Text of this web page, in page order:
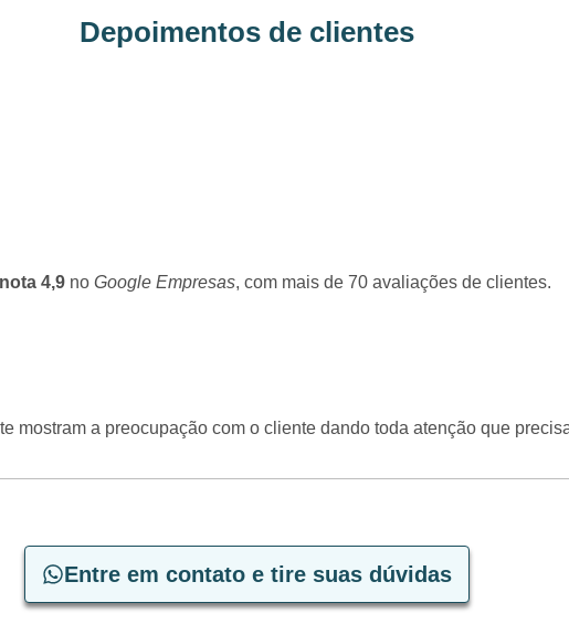
Depoimentos de clientes
nota 4,9 no Google Empresas, com mais de 70 avaliações de clientes.
mostram a preocupação com o cliente dando toda atenção que
Entre em contato e tire suas dúvidas